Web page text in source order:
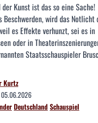
Kunst ist das so eine Sache!
Beschwerden, wird das Notlicht
es Effekte verhunzt, sei es in
oder in
Staatsschauspieler
Kurtz
05.06.2026
DeutschlandSchauspiel